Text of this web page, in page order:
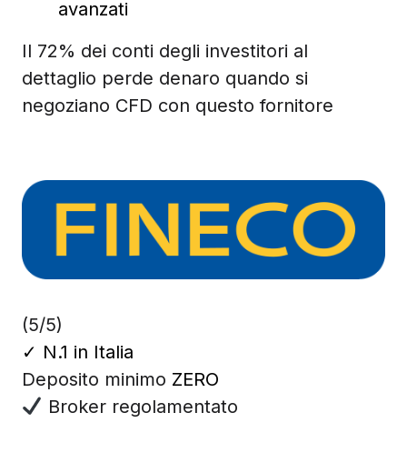
avanzati
Il 72% dei conti degli investitori al
dettaglio perde denaro quando si
negoziano CFD con questo fornitore
(5/5)
✓ N.1 in Italia
Deposito minimo ZERO
Broker regolamentato